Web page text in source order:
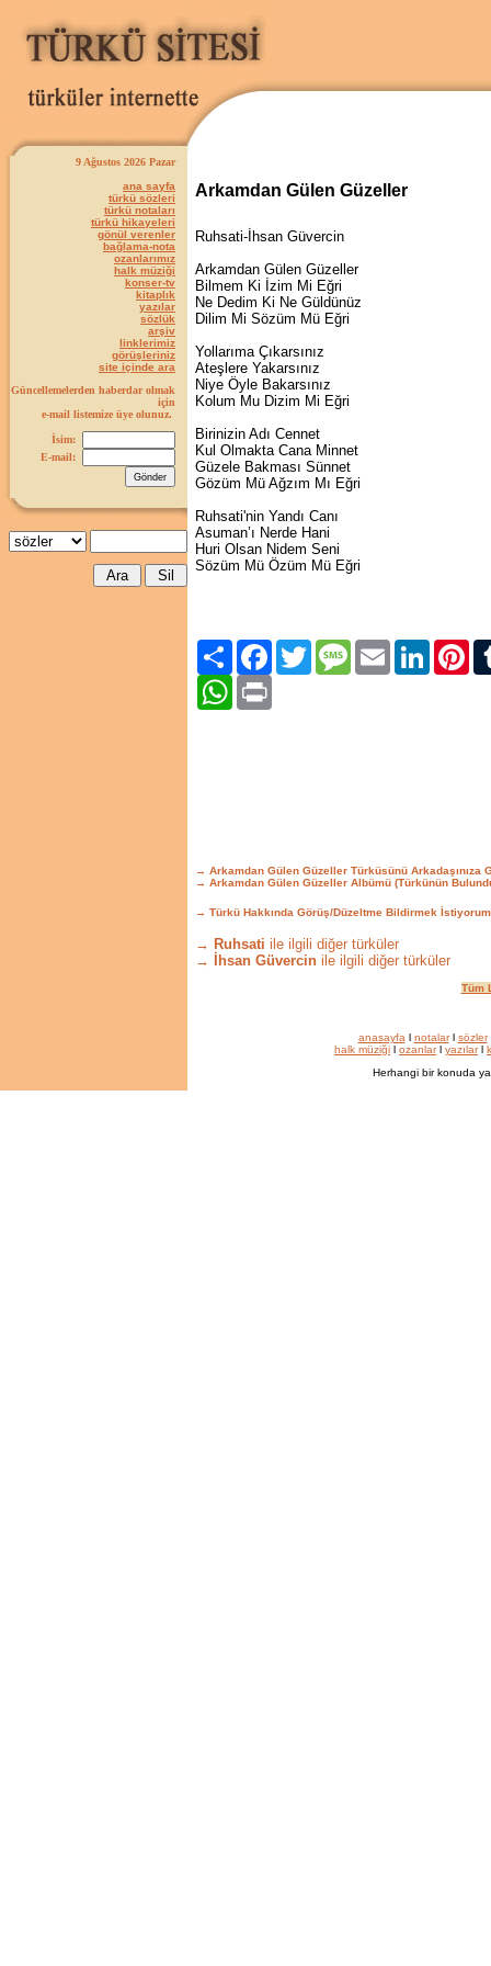
9 Ağustos 2026 Pazar
ana sayfa
türkü sözleri
türkü notaları
türkü hikayeleri
gönül verenler
bağlama-nota
ozanlarımız
halk müziği
konser-tv
kitaplık
yazılar
sözlük
arşiv
linklerimiz
görüşleriniz
site içinde ara
Güncellemelerden haberdar olmak
için
e-mail listemize üye olunuz.
İsim:
E-mail:
Arkamdan Gülen Güzeller
Ruhsati-İhsan Güvercin
Arkamdan Gülen Güzeller
Bilmem Ki İzim Mi Eğri
Ne Dedim Ki Ne Güldünüz
Dilim Mi Sözüm Mü Eğri
Yollarıma Çıkarsınız
Ateşlere Yakarsınız
Niye Öyle Bakarsınız
Kolum Mu Dizim Mi Eğri
Birinizin Adı Cennet
Kul Olmakta Cana Minnet
Güzele Bakması Sünnet
Gözüm Mü Ağzım Mı Eğri
Ruhsati'nin Yandı Canı
Asuman’ı Nerde Hani
Huri Olsan Nidem Seni
Sözüm Mü Özüm Mü Eğri
Paylaş FacebookTwitter Message Email LinkedIn
WhatsApp
→ Arkamdan Gülen Güzeller Türküsünü Arkadaşınıza
→ Arkamdan Gülen Güzeller Albümü (Türkünün
→ Türkü Hakkında Görüş/Düzeltme Bildirmek İstiyorum
→ Ruhsati ile ilgili diğer türküler
→ İhsan Güvercin ile ilgili diğer türküler
Tüm
anasayfa l notalarl sözler
halk müziği l ozanlarl yazılarl
Herhangi bir konuda